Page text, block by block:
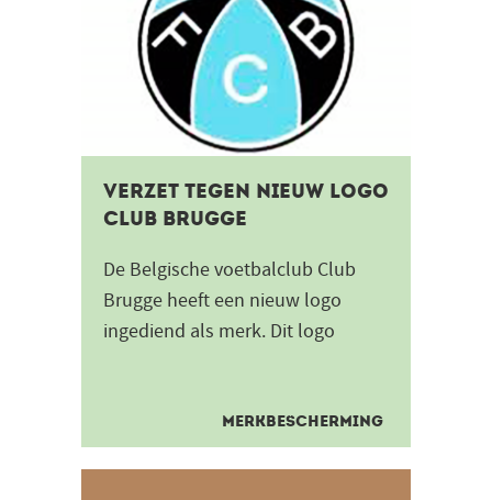
Verzet tegen nieuw logo
Club Brugge
De Belgische voetbalclub Club
Brugge heeft een nieuw logo
ingediend als merk. Dit logo
MERKBESCHERMING